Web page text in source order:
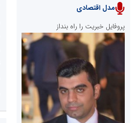
مدل اقتصادی
پروفایل خبریت را راه بنداز